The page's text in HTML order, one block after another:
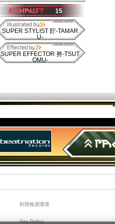
15
SUPER STYLIST 貯-TAMAR
U-
SUPER EFFECTOR 努-TSUT
OMU-
PAGE TOP
利用推奨環境
Site Policy